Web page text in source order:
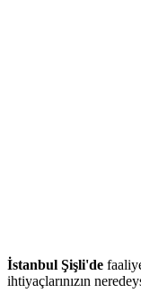
İstanbul Şişli'de
ihtiyaçlarınızın